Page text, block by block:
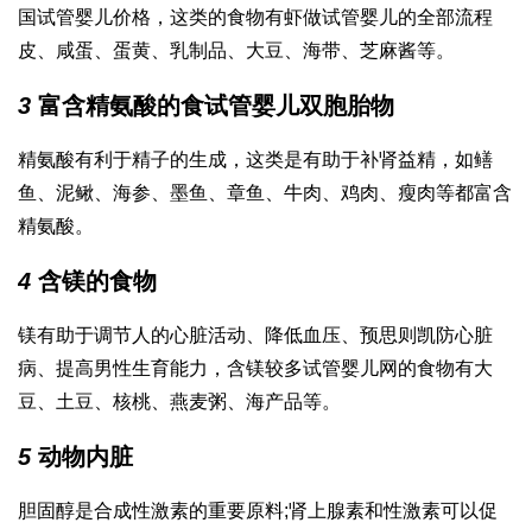
国试管婴儿价格 ，这类的食物有虾做试管婴儿的全部流程
皮、咸蛋、蛋黄、乳制品、大豆、海带、芝麻酱等。
3 富含精氨酸的食试管婴儿双胞胎物
精氨酸有利于精子的生成，这类是有助于补肾益精，如鳝
鱼、泥鳅、海参、墨鱼、章鱼、牛肉、鸡肉、瘦肉等都富含
精氨酸。
4 含镁的食物
镁有助于调节人的心脏活动、降低血压、预思则凯防心脏
病、提高男性生育能力，含镁较多试管婴儿网 的食物有大
豆、土豆、核桃、燕麦粥、海产品等。
5动物内脏
胆固醇是合成性激素的重要原料;肾上腺素和性激素可以促